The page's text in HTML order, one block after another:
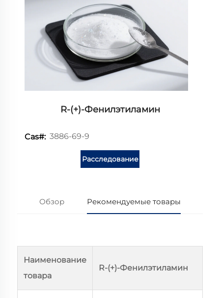
R-(+)-Фенилэтиламин
Cas#: 3886-69-9
Расследование
Обзор Рекомендуемые товары
Наименование
товара
R-(+)-Фенилэтиламин